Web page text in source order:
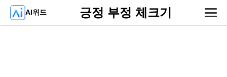
AI위드 긍정 부정 체크기